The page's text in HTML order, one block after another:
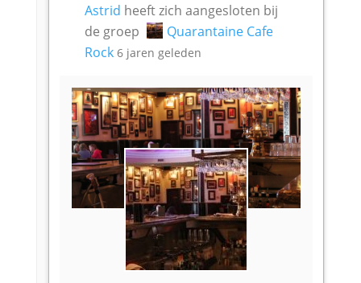
Astrid heeft zich aangesloten bij
de groep
Quarantaine Cafe
Rock 6 jaren geleden